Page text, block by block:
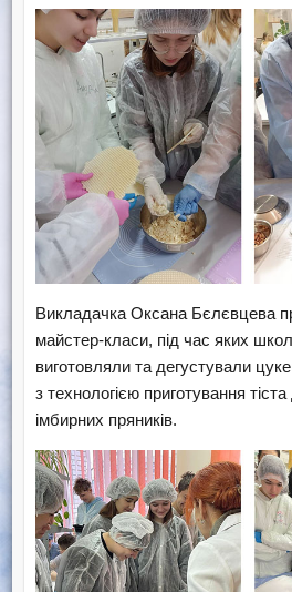
Викладачка Оксана Бєлєвцева
майстер-класи, під час яких
виготовляли та дегустували
з технологією приготування
імбирних пряників.